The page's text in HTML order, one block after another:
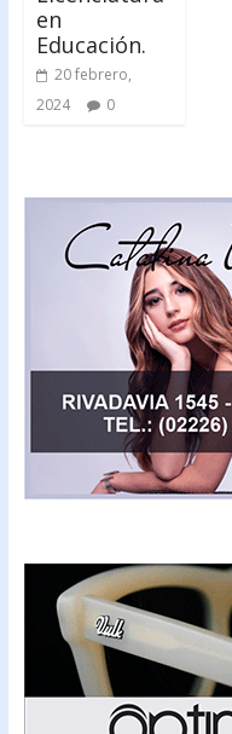
en
Educación.
20 febrero,
2024
0